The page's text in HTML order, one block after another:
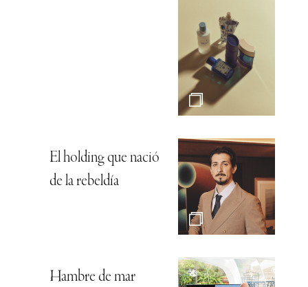
El holding que nació
de la rebeldía
Hambre de mar